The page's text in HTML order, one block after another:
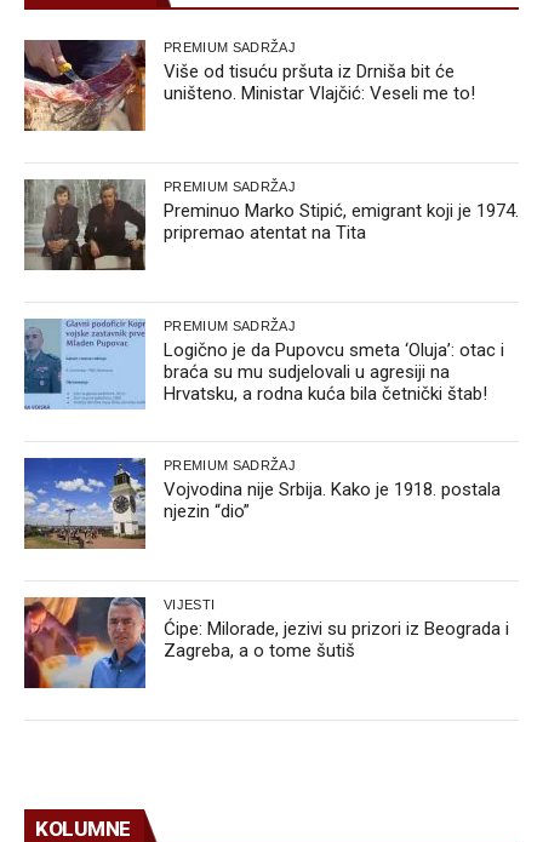
PREMIUM SADRŽAJ
Više od tisuću pršuta iz Drniša bit će
uništeno. Ministar Vlajčić: Veseli me to!
PREMIUM SADRŽAJ
Preminuo Marko Stipić, emigrant koji je 1974.
pripremao atentat na Tita
PREMIUM SADRŽAJ
Logično je da Pupovcu smeta ‘Oluja’: otac i
braća su mu sudjelovali u agresiji na
Hrvatsku, a rodna kuća bila četnički štab!
PREMIUM SADRŽAJ
Vojvodina nije Srbija. Kako je 1918. postala
njezin “dio”
VIJESTI
Ćipe: Milorade, jezivi su prizori iz Beograda i
Zagreba, a o tome šutiš
KOLUMNE